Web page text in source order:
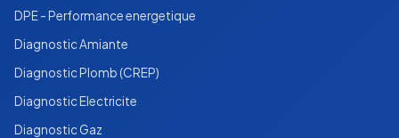
DPE - Performance energetique
Diagnostic Amiante
Diagnostic Plomb (CREP)
Diagnostic Electricite
Diagnostic Gaz